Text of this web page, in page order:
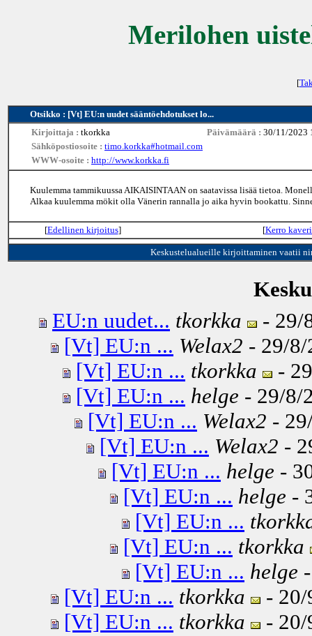
Merilohen
[
Otsikko : [Vt] EU:n uudet sääntöehdotukset lo...
Kirjoittaja : tkorkka Päivämäärä : 30/11/2023
Sähköpostiosoite : timo.korkka#hotmail.com
WWW-osoite : http://www.korkka.fi
Kuulemma tammikuussa AIKAISINTAAN on saatavissa lisää tietoa.
Alkaa kuulemma mökit olla Vänerin rannalla jo aika hyvin bookattu.
[Edellinen kirjoitus] [Kerro
Keskustelualueille kirjoittaminen vaatii
EU:n uudet... tkorkka
- 29/
[Vt] EU:n ... Welax2 - 29/
[Vt] EU:n ... tkorkka
-
[Vt] EU:n ... helge - 29/8/
[Vt] EU:n ... Welax2 -
[Vt] EU:n ... Welax2 -
[Vt] EU:n ... helge -
[Vt] EU:n ... helge -
[Vt] EU:n ...
[Vt] EU:n ... tkorkka
[Vt] EU:n ... helge
[Vt] EU:n ... tkorkka
-
[Vt] EU:n ... tkorkka
-